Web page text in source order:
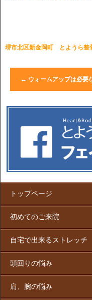
堺市北区新金岡町 とようら
← ウォームアップは必要
トップページ
初めてのご来院
自宅で出来るストレッチ
頭回りの悩み
肩、腕の悩み